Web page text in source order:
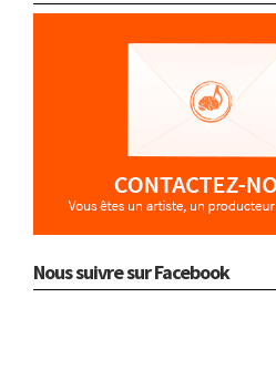
Nous suivre sur Facebook